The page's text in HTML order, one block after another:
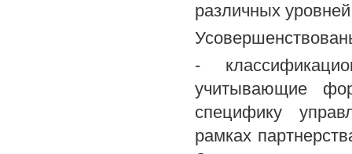
различных
-
учитывающие
специфику
рамках